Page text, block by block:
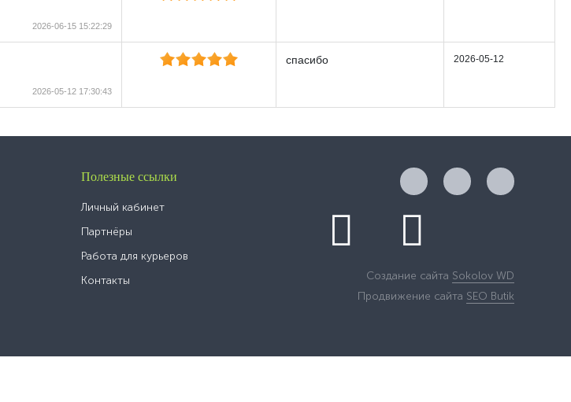
2026-06-15 15:22:29
2026-05-12 17:30:43
спасибо 2026-05-12
Полезные ссылки
Личный кабинет
Партнёры
Работа для курьеров
Контакты
Создание сайта Sokolov WD
Продвижение сайта SEO Butik